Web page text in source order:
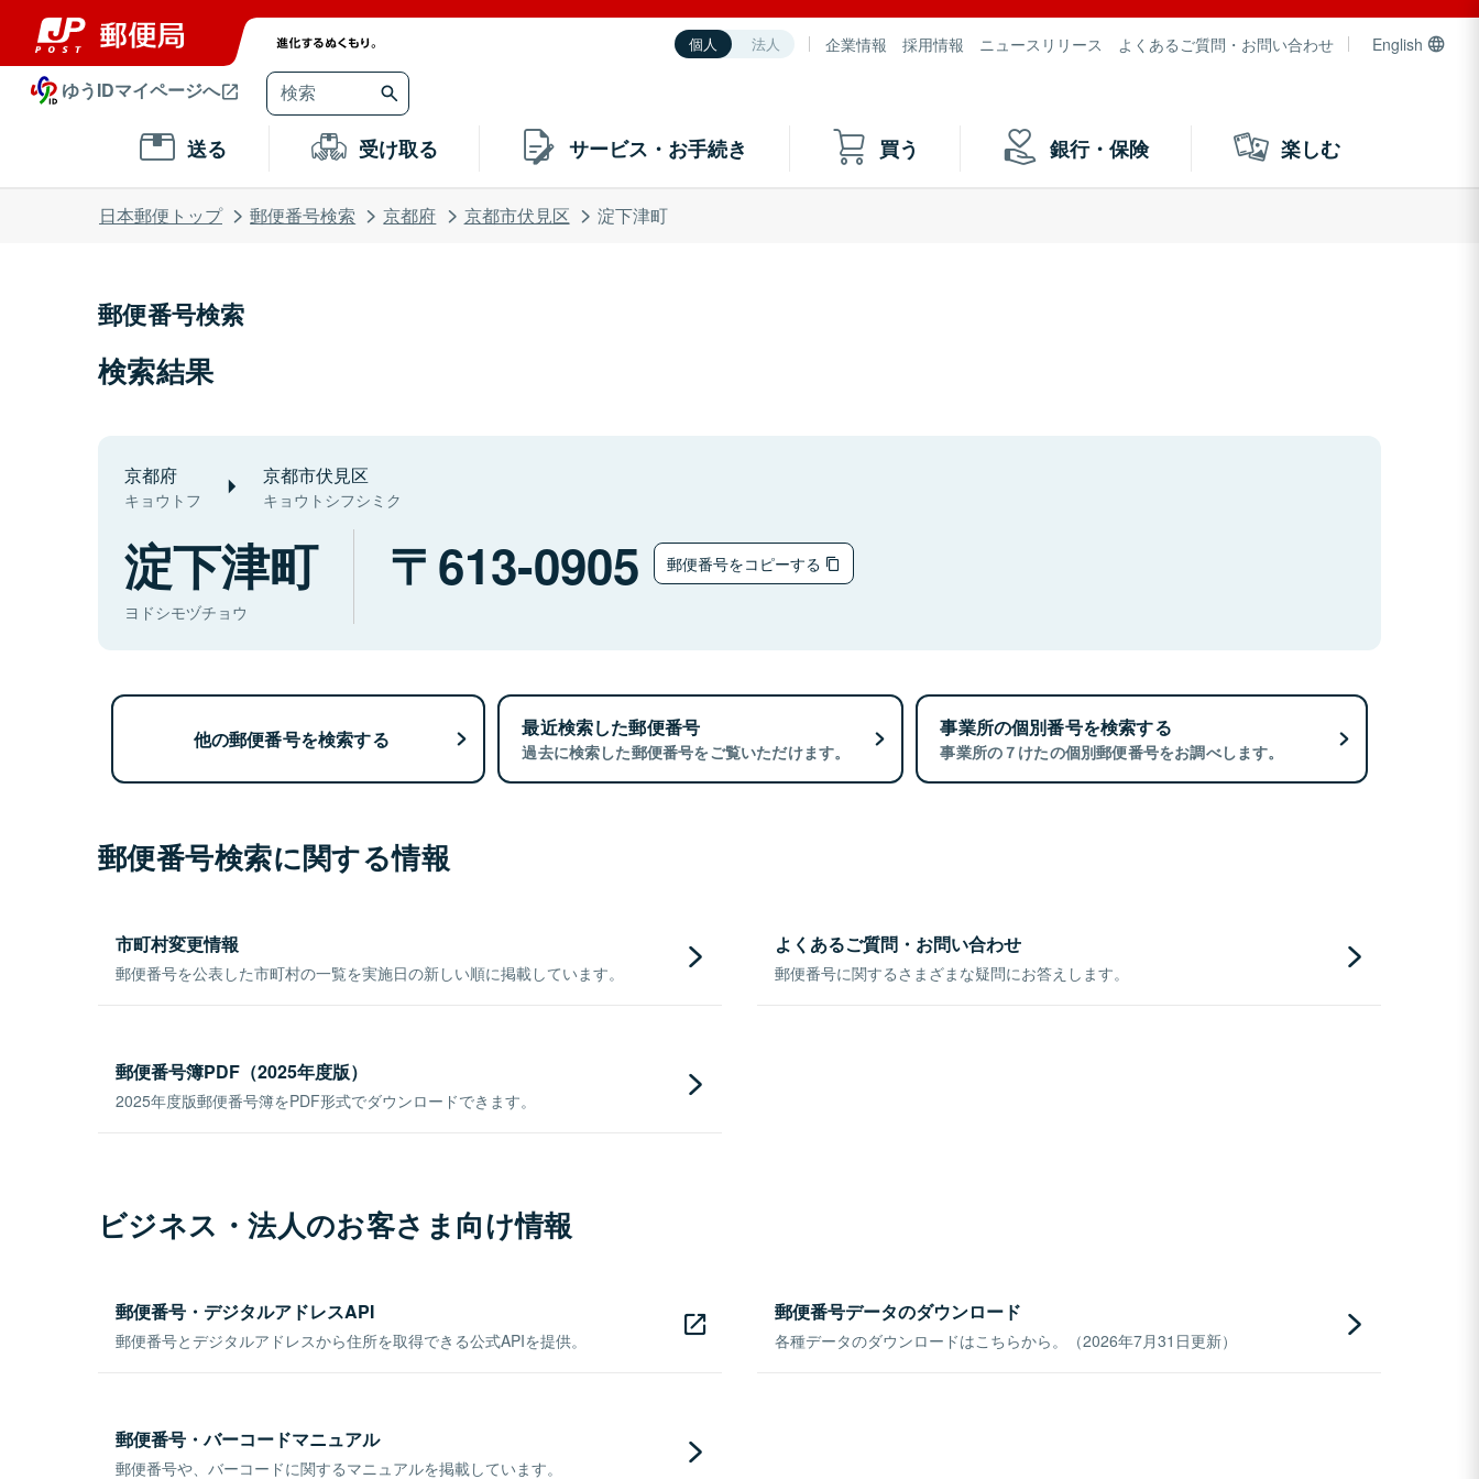
個人 法人 企業情報 採用情報 ニュースリリース よくあるご質問・お問い合わせ English
ゆうIDマイページへ
送る 受け取る サービス・お手続き 買う 銀行・保険 楽しむ
日本郵便トップ 郵便番号検索 京都府 京都市伏見区 淀下津町
郵便番号検索
検索結果
京都府
キョウトフ
京都市伏見区
キョウトシフシミク
淀下津町
ヨドシモヅチョウ
613-0905 郵便番号をコピーする
他の郵便番号を検索する 最近検索した郵便番号
過去に検索した郵便番号をご覧いただけます。
事業所の個別番号を検索する
事業所の７けたの個別郵便番号をお調べします。
郵便番号検索に関する情報
市町村変更情報
郵便番号を公表した市町村の一覧を実施日の新しい順に掲載しています。
よくあるご質問・お問い合わせ
郵便番号に関するさまざまな疑問にお答えします。
郵便番号簿PDF（2025年度版）
2025年度版郵便番号簿をPDF形式でダウンロードできます。
ビジネス・法人のお客さま向け情報
郵便番号・デジタルアドレスAPI
郵便番号とデジタルアドレスから住所を取得できる公式APIを提供。
郵便番号データのダウンロード
各種データのダウンロードはこちらから。（2026年7月31日更新）
郵便番号・バーコードマニュアル
郵便番号や、バーコードに関するマニュアルを掲載しています。